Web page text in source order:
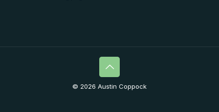
© 2026 Austin Coppock